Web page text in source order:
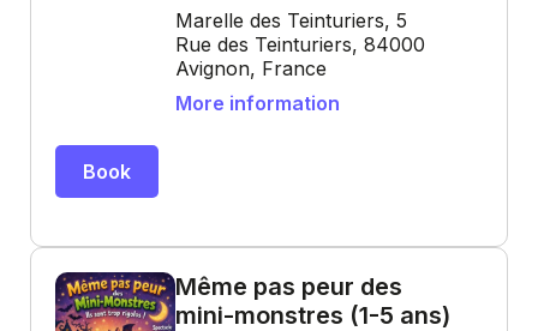
Marelle des Teinturiers, 5
Rue des Teinturiers, 84000
Avignon, France
More information
Book
Même pas peur des
mini-monstres (1-5 ans)